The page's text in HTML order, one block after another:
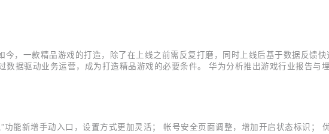
，一款精品游戏的打造，除了在上线之前需反复打磨，同时上线后基于数据反馈快
据驱动业务运营，成为打造精品游戏的必要条件。 华为分析推出游戏行业报告与
据表现，...
能新增手动入口，设置方式更加灵活； 帐号安全页面调整，增加开启状态标识；